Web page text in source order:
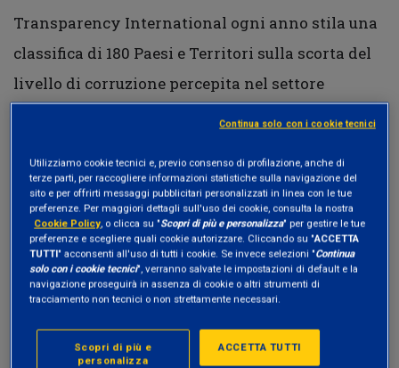
Transparency International ogni anno stila una
classifica di 180 Paesi e Territori sulla scorta del
livello di corruzione percepita nel settore
sulla base di13 strumenti di analisi e di
sondaggi ad esperti provenienti dal mondo del
business. Il punteggio finale è determinato in
base ad una scala da 0 (alto livello di corruzione
percepita) a 100 (basso livello di corruzione
percepita).
Utilizziamo cookie tecnici e, previo consenso di profilazione, anche di
terze parti, per raccogliere informazioni statistiche sulla navigazione del
sito e per offrirti messaggi pubblicitari personalizzati in linea con le tue
preferenze. Per maggiori dettagli sull'uso dei cookie, consulta la nostra
Cookie Policy, o clicca su "Scopri di più e personalizza" per gestire le tue
preferenze e scegliere quali cookie autorizzare. Cliccando su "ACCETTA
TUTTI" acconsenti all'uso di tutti i cookie. Se invece selezioni "Continua
solo con i cookie tecnici", verranno salvate le impostazioni di default e la
navigazione proseguirà in assenza di cookie o altri strumenti di
tracciamento non tecnici o non strettamente necessari.
ACCETTA TUTTI
Scopri di più e
personalizza
Continua solo con i cookie tecnici